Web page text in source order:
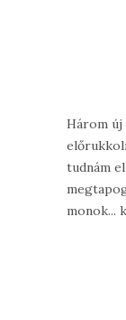
Három
tudnám
monok...